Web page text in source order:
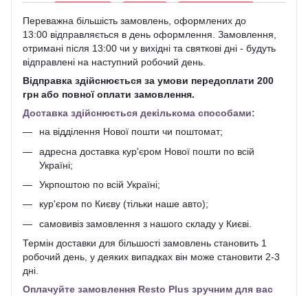
Переважна більшість замовлень, оформлених до
13:00 відправляється в день оформлення. Замовлення,
отримані після 13:00 чи у вихідні та святкові дні - будуть
відправлені на наступний робочий день.
Відправка здійснюється за умови передоплати 200
грн або повної оплати замовлення.
Доставка здійснюється декількома способами:
на відділення Нової пошти чи поштомат;
адресна доставка кур'єром Нової пошти по всій
Україні;
Укрпоштою по всій Україні;
кур'єром по Києву (тільки наше авто);
самовивіз замовлення з нашого складу у Києві.
Термін доставки для більшості замовлень становить 1
робочий день, у деяких випадках він може становити 2-3
дні.
Оплачуйте замовлення Resto Plus зручним для вас